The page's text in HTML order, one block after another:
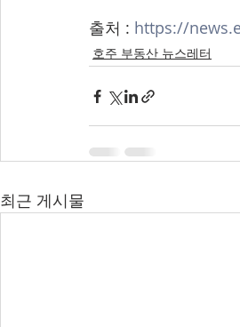
출처 : https://
호주 부동산 뉴스레터
최근 게시물